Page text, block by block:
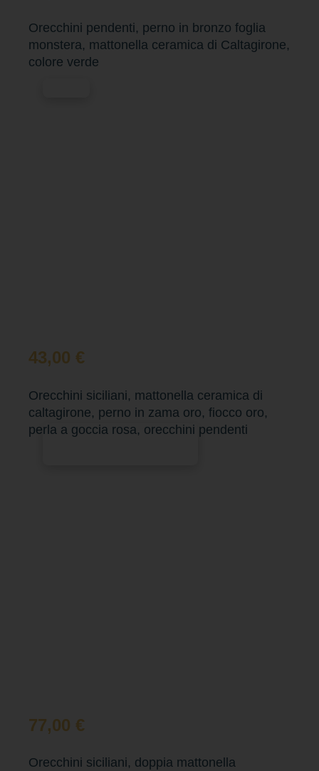
Orecchini pendenti, perno in bronzo foglia
monstera, mattonella ceramica di Caltagirone,
colore verde
43,00 €
Orecchini siciliani, mattonella ceramica di
caltagirone, perno in zama oro, fiocco oro,
perla a goccia rosa, orecchini pendenti
77,00 €
Orecchini siciliani, doppia mattonella